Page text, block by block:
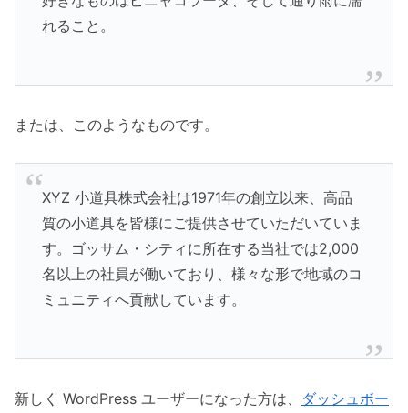
れること。
または、このようなものです。
XYZ 小道具株式会社は1971年の創立以来、高品
質の小道具を皆様にご提供させていただいていま
す。ゴッサム・シティに所在する当社では2,000
名以上の社員が働いており、様々な形で地域のコ
ミュニティへ貢献しています。
新しく WordPress ユーザーになった方は、 ダッシュボー